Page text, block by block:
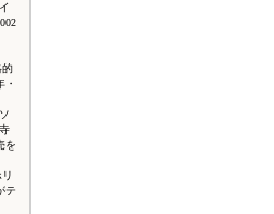
的
を
テ